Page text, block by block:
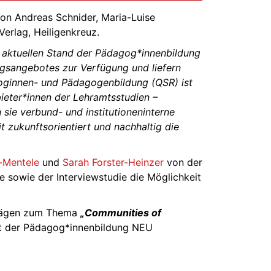
Andreas Schnider, Maria-Luise
Heiligenkreuz.
Stand der Pädagog*innenbildung
zur Verfügung und liefern
und Pädagogenbildung (QSR) ist
der Lehramtsstudien –
sie verbund- und institutioneninterne
zukunftsorientiert und nachhaltig die
Mentele und Sarah Forster-Heinzer von der
sowie der Interviewstudie die Möglichkeit
zum Thema „Communities of
Pädagog*innenbildung NEU